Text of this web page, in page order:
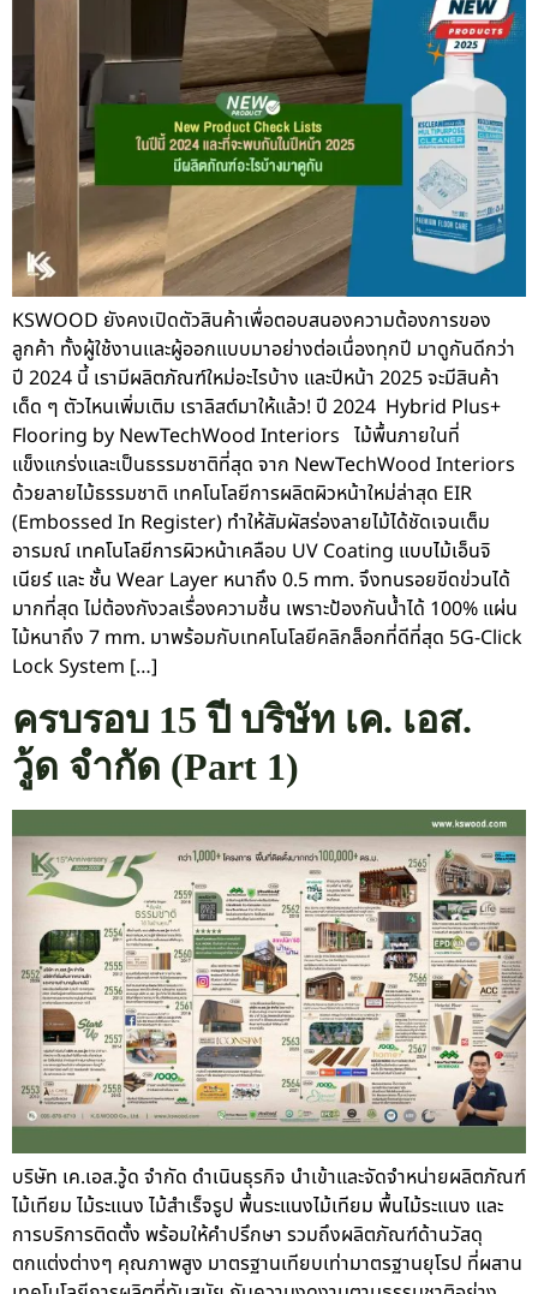
KSWOOD ยังคงเปิดตัวสินค้าเพื่อตอบสนองความต้องการของ
ลูกค้า ทั้งผู้ใช้งานและผู้ออกแบบมาอย่างต่อเนื่องทุกปี มาดูกันดีกว่า
ปี 2024 นี้ เรามีผลิตภัณฑ์ใหม่อะไรบ้าง และปีหน้า 2025 จะมีสินค้า
เด็ด ๆ ตัวไหนเพิ่มเติม เราลิสต์มาให้แล้ว! ปี 2024 Hybrid Plus+
Flooring by NewTechWood Interiors ไม้พื้นภายในที่
แข็งแกร่งและเป็นธรรมชาติที่สุด จาก NewTechWood Interiors
ด้วยลายไม้ธรรมชาติ เทคโนโลยีการผลิตผิวหน้าใหม่ล่าสุด EIR
(Embossed In Register) ทำให้สัมผัสร่องลายไม้ได้ชัดเจนเต็ม
อารมณ์ เทคโนโลยีการผิวหน้าเคลือบ UV Coating แบบไม้เอ็นจิ
เนียร์ และ ชั้น Wear Layer หนาถึง 0.5 mm. จึงทนรอยขีดข่วนได้
มากที่สุด ไม่ต้องกังวลเรื่องความชื้น เพราะป้องกันน้ำได้ 100% แผ่น
ไม้หนาถึง 7 mm. มาพร้อมกับเทคโนโลยีคลิกล็อกที่ดีที่สุด 5G-Click
Lock System […]
ครบรอบ 15 ปี บริษัท เค. เอส.
วู้ด จำกัด (Part 1)
บริษัท เค.เอส.วู้ด จำกัด ดำเนินธุรกิจ นำเข้าและจัดจำหน่ายผลิตภัณฑ์
ไม้เทียม ไม้ระแนง ไม้สำเร็จรูป พื้นระแนงไม้เทียม พื้นไม้ระแนง และ
การบริการติดตั้ง พร้อมให้คำปรึกษา รวมถึงผลิตภัณฑ์ด้านวัสดุ
ตกแต่งต่างๆ คุณภาพสูง มาตรฐานเทียบเท่ามาตรฐานยุโรป ที่ผสาน